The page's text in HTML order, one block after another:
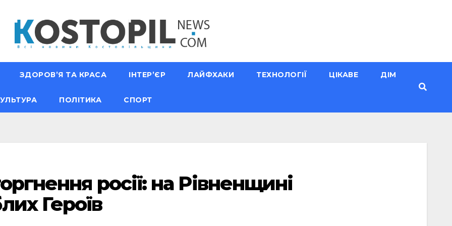
ЗДОРОВ’Я ТА КРАСА ІНТЕР’ЄР ЛАЙФХАКИ ТЕХНОЛОГІЇ ЦІКАВЕ ДІМ
ПОЛІТИКА СПОРТ
росії: на Рівненщині
Героїв